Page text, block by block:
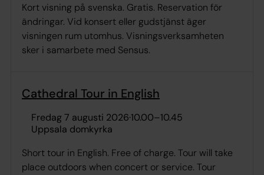
Kort visning på svenska. Gratis. Reservation för
ändringar. Vid konsert eller gudstjänst äger
visningen rum utomhus. Visningsverksamheten
sker i samarbete med Sensus.
Cathedral Tour in English
fredag 7 augusti 2026·10.00–10.45
Uppsala domkyrka
Short tour in English. Free of charge. Tour will take
place outdoors when concert or service. Tour